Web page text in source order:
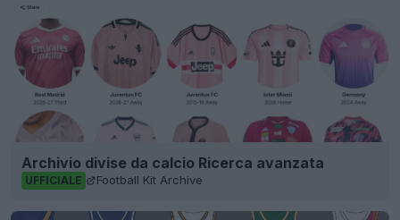
Archivio divise da calcio Ricerca avanzata
UFFICIALE Football Kit Archive